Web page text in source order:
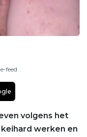
feed
volgens het
werken en